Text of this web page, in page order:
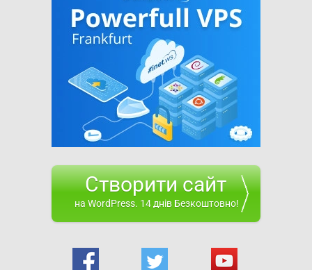
Створити сайт
на WordPress. 14 днів Безкоштовно!